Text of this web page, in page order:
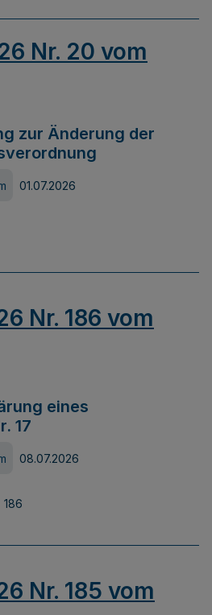
Nr. 20 vom
zur Änderung der
01.07.2026
Nr. 186 vom
eines
17
08.07.2026
186
Nr. 185 vom